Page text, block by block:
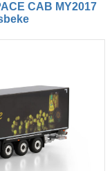
CAB MY2017